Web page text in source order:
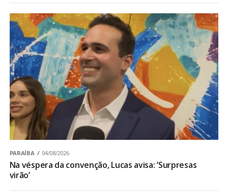
PARAÍBA 04/08/2026
Na véspera da convenção, Lucas avisa: ‘Surpresas
virão’